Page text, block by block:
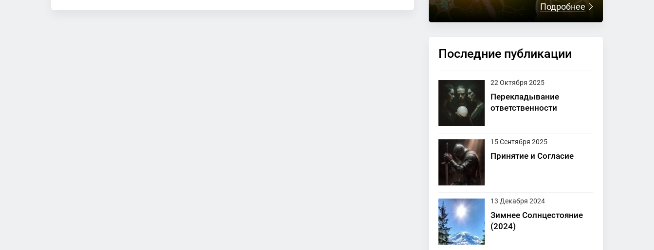
Подробнее
Последние публикации
22 Октября 2025
Перекладывание
ответственности
15 Сентября 2025
Принятие и Согласие
13 Декабря 2024
Зимнее Солнцестояние
(2024)